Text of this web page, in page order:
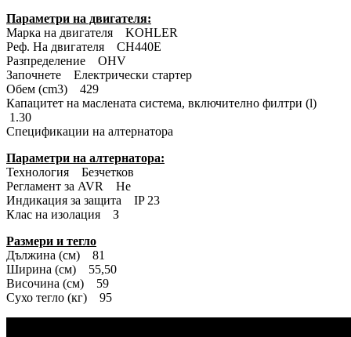
Параметри на двигателя:
Марка на двигателя KOHLER
Реф. На двигателя CH440E
Разпределение OHV
Започнете Електрически стартер
Обем (cm3) 429
Капацитет на маслената система, включително филтри (l)
1.30
Спецификации на алтернатора
Параметри на алтернатора:
Технология Безчетков
Регламент за AVR Не
Индикация за защита IP 23
Клас на изолация З
Размери и тегло
Дължина (см) 81
Ширина (см) 55,50
Височина (см) 59
Сухо тегло (кг) 95